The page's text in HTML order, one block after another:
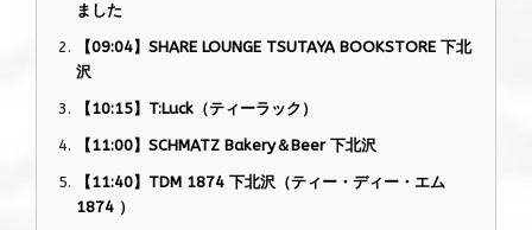
ました
【09:04】SHARE LOUNGE TSUTAYA BOOKSTORE 下北
沢
【10:15】T:Luck（ティーラック）
【11:00】SCHMATZ Bakery＆Beer 下北沢
【11:40】TDM 1874 下北沢（ティー・ディー・エム
1874 ）